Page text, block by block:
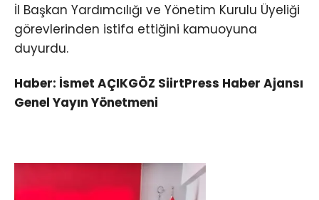
İl Başkan Yardımcılığı ve Yönetim Kurulu Üyeliği
görevlerinden istifa ettiğini kamuoyuna
duyurdu.
Haber: İsmet AÇIKGÖZ SiirtPress Haber Ajansı
Genel Yayın Yönetmeni